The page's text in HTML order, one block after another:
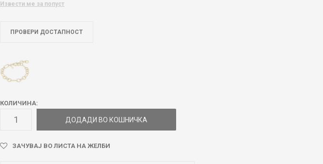
Извести ме за попуст
ПРОВЕРИ ДОСТАПНОСТ
КОЛИЧИНА:
ДОДАДИ ВО КОШНИЧКА
ЗАЧУВАЈ ВО ЛИСТА НА ЖЕЛБИ